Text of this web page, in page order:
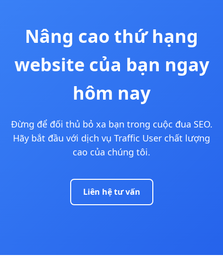
Nâng cao thứ hạng
website của bạn ngay
hôm nay
Đừng để đối thủ bỏ xa bạn trong cuộc đua SEO.
Hãy bắt đầu với dịch vụ Traffic User chất lượng
cao của chúng tôi.
Liên hệ tư vấn